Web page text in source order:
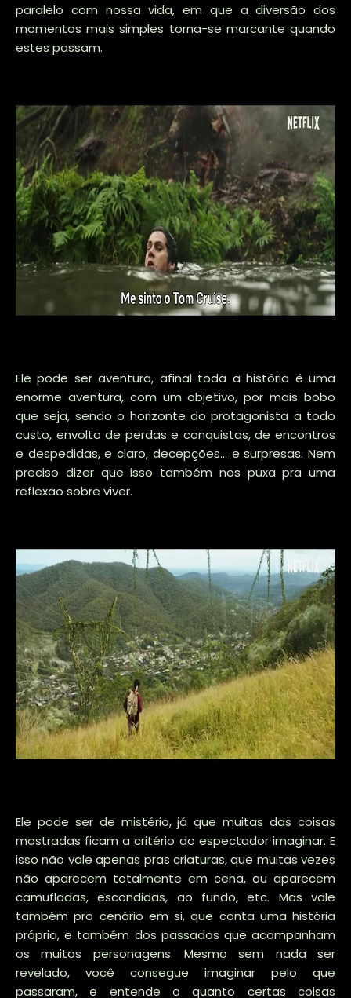
paralelo com nossa vida, em que a diversão dos
momentos mais simples torna-se marcante quando
estes passam.
Ele pode ser aventura, afinal toda a história é uma
enorme aventura, com um objetivo, por mais bobo
que seja, sendo o horizonte do protagonista a todo
custo, envolto de perdas e conquistas, de encontros
e despedidas, e claro, decepções... e surpresas. Nem
preciso dizer que isso também nos puxa pra uma
reflexão sobre viver.
Ele pode ser de mistério, já que muitas das coisas
mostradas ficam a critério do espectador imaginar. E
isso não vale apenas pras criaturas, que muitas vezes
não aparecem totalmente em cena, ou aparecem
camufladas, escondidas, ao fundo, etc. Mas vale
também pro cenário em si, que conta uma história
própria, e também dos passados que acompanham
os muitos personagens. Mesmo sem nada ser
revelado, você consegue imaginar pelo que
passaram, e entende o quanto certas coisas